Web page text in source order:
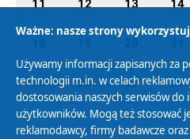
11 12 13 14
25 26 27 28
Ważne: nasze strony
Używamy informacji zapisanych za
technologii m.in. w celach
dostosowania naszych serwisów
użytkowników. Mogą też stosować
reklamodawcy, firmy badawcze